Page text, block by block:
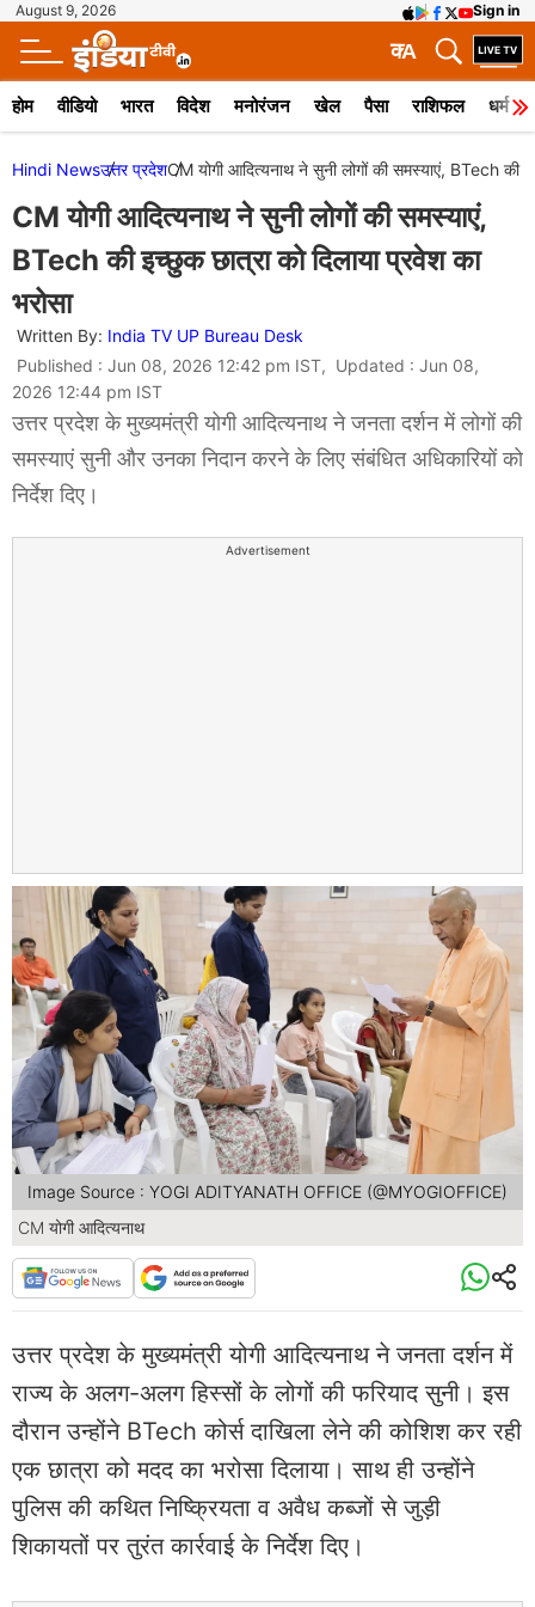
August 9, 2026 Sign in
A
क
होम वीडियो भारत विदेश मनोरंजन खेल पैसा राशिफल धर्म
Hindi Newsउत्तर प्रदेशCM योगी आदित्यनाथ ने सुनी लोगों की समस्याएं, BTech की
CM योगी आदित्यनाथ ने सुनी लोगों की समस्याएं,
BTech की इच्छुक छात्रा को दिलाया प्रवेश का
भरोसा
Written By: India TV UP Bureau Desk
Published : Jun 08, 2026 12:42 pm IST, Updated : Jun 08,
2026 12:44 pm IST
उत्तर प्रदेश के मुख्यमंत्री योगी आदित्यनाथ ने जनता दर्शन में लोगों की
समस्याएं सुनी और उनका निदान करने के लिए संबंधित अधिकारियों को
निर्देश दिए।
Advertisement
CM योगी आदित्यनाथ
Image Source : YOGI ADITYANATH OFFICE (@MYOGIOFFICE)
उत्तर प्रदेश के मुख्यमंत्री योगी आदित्यनाथ ने जनता दर्शन में
राज्य के अलग-अलग हिस्सों के लोगों की फरियाद सुनी। इस
दौरान उन्होंने BTech कोर्स दाखिला लेने की कोशिश कर रही
एक छात्रा को मदद का भरोसा दिलाया। साथ ही उन्होंने
पुलिस की कथित निष्क्रियता व अवैध कब्जों से जुड़ी
शिकायतों पर तुरंत कार्रवाई के निर्देश दिए।